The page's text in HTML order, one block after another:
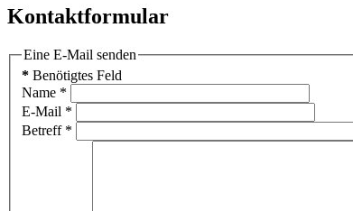
Kontaktformular
Eine E-Mail senden
* Benötigtes Feld
Name *
E-Mail *
Betreff*